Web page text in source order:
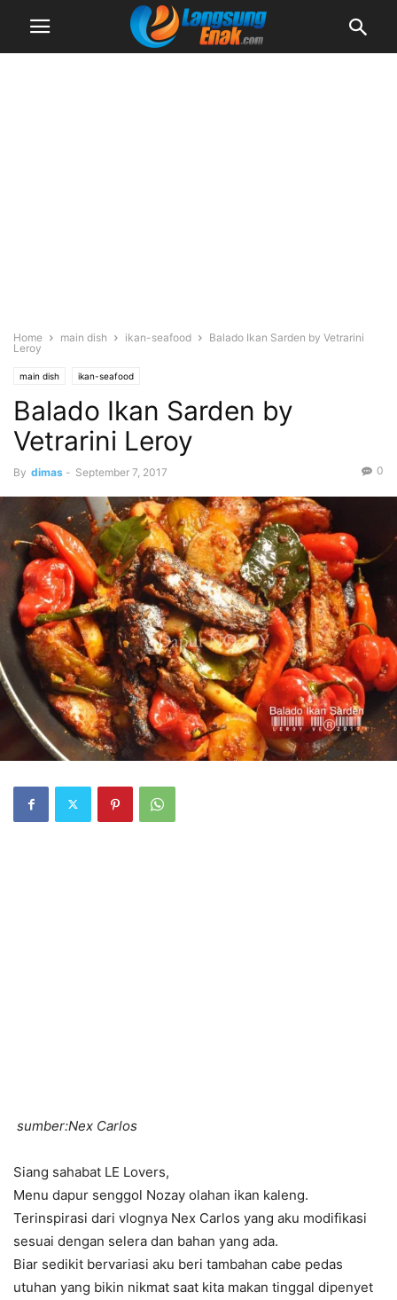
Home main dish ikan-seafood
Balado Ikan Sarden by Vetrarini
Leroy
main dish ikan-seafood
Balado Ikan Sarden by
Vetrarini Leroy
By dimas - September 7, 2017 0
sumber:Nex Carlos
Siang sahabat LE Lovers,
Menu dapur senggol Nozay olahan ikan kaleng.
Terinspirasi dari vlognya Nex Carlos yang aku modifikasi
sesuai dengan selera dan bahan yang ada.
Biar sedikit bervariasi aku beri tambahan cabe pedas
utuhan yang bikin nikmat saat kita makan tinggal dipenyet